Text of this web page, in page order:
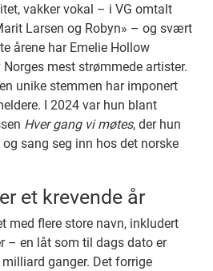
vakker vokal – i VG omtalt
Larsen og Robyn» – og svært
årene har Emelie Hollow
mest strømmede artister.
unike stemmen har imponert
I 2024 var hun blant
Hver gang vi møtes, der hun
sang seg inn hos det norske
et krevende år
med flere store navn, inkludert
– en låt som til dags dato er
ganger. Det forrige